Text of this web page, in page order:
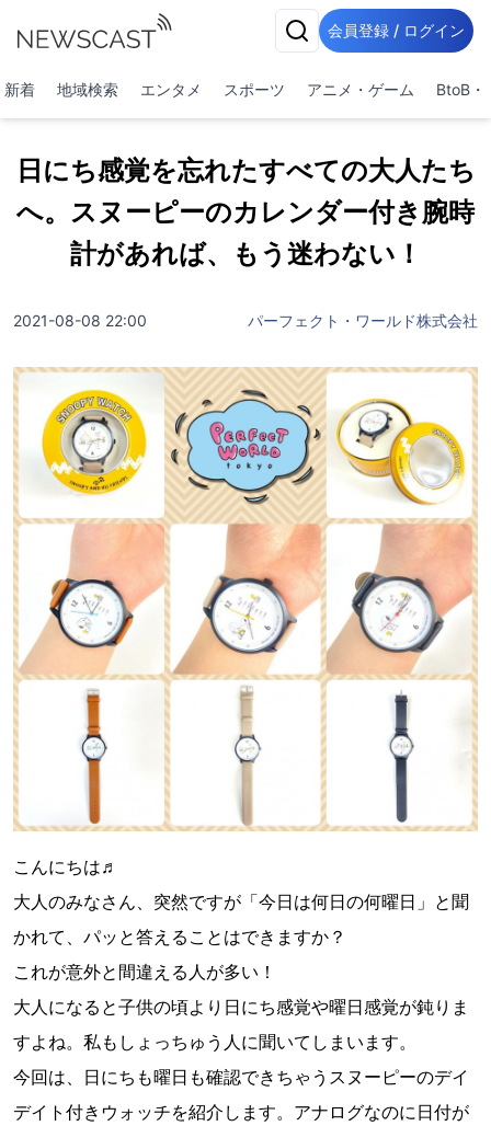
会員登録 / ログイン
新着 地域検索 エンタメ スポーツ アニメ・ゲーム BtoB・
日にち感覚を忘れたすべての大人たち
へ。スヌーピーのカレンダー付き腕時
計があれば、もう迷わない！
2021-08-08 22:00 パーフェクト・ワールド株式会社
こんにちは♬
大人のみなさん、突然ですが「今日は何日の何曜日」と聞
かれて、パッと答えることはできますか？
これが意外と間違える人が多い！
大人になると子供の頃より日にち感覚や曜日感覚が鈍りま
すよね。私もしょっちゅう人に聞いてしまいます。
今回は、日にちも曜日も確認できちゃうスヌーピーのデイ
デイト付きウォッチを紹介します。アナログなのに日付が